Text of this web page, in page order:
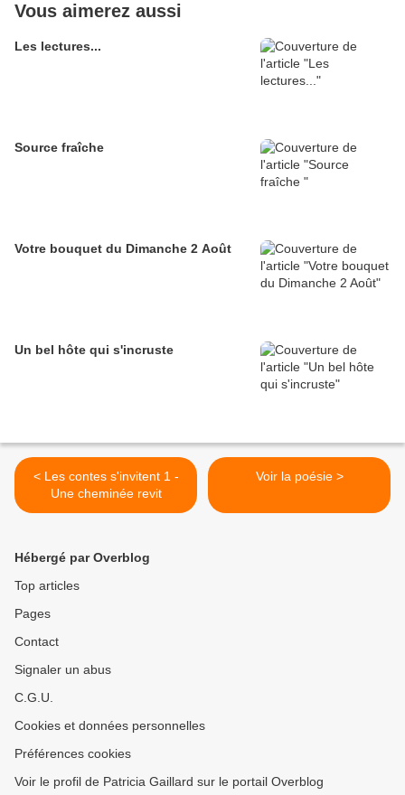
Vous aimerez aussi
Les lectures...
Source fraîche
Votre bouquet du Dimanche 2 Août
Un bel hôte qui s'incruste
< Les contes s'invitent 1 -
Une cheminée revit
Voir la poésie >
Hébergé par Overblog
Top articles
Pages
Contact
Signaler un abus
C.G.U.
Cookies et données personnelles
Préférences cookies
Voir le profil de Patricia Gaillard sur le portail Overblog